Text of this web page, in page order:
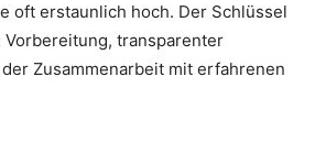
oft erstaunlich hoch. Der Schlüssel
transparenter
Zusammenarbeit mit erfahrenen